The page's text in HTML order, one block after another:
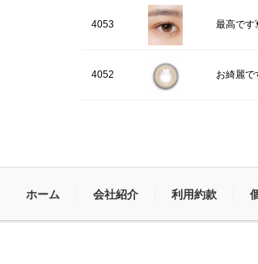
4053 最高です
4052 お綺麗
ホーム 会社紹介 利用約款